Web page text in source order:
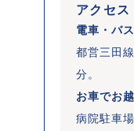
アクセス
電車・バ
都営三田
お車でお
病院駐車